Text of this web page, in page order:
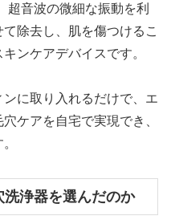
超音波の微細な振動を利
除去し、肌を傷つけるこ
ンケアデバイスです。
に取り入れるだけで、エ
ケアを自宅で実現でき、
浄器を選んだのか